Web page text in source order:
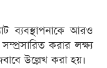
ব্যবস্থাপনাকে আরও
করার লক্ষ্য
উল্লেখ করা হয়।